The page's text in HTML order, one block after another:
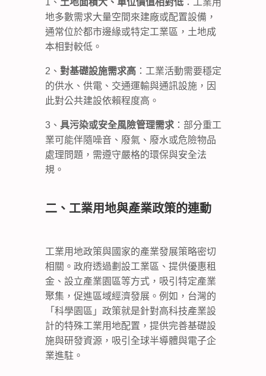
1、 土地面積大、單位價值相對低 ：工業用
地多數需求大量空間來建廠或配置設備，
通常位於都市邊緣或特定工業區，土地成
本相對較低。
2、 對基礎設施需求高 ：工業活動需要穩定
的供水、供電、交通運輸與通訊設施，因
此對公共建設依賴程度高。
3、 具污染或安全風險管理需求 ：部分重工
業可能伴隨噪音、廢氣、廢水或危險物品
處理問題，需遵守嚴格的環保與安全法
規。
二、工業用地與產業政策的連動
工業用地政策與國家的產業發展策略密切
相關。政府透過劃設工業區、提供優惠租
金、設立產業園區等方式，吸引特定產業
聚集，促進區域經濟發展。例如，台灣的
「科學園區」政策就是針對高科技產業設
計的特殊工業用地配置，提供完善基礎設
施與研發資源，吸引全球半導體與電子企
業進駐。